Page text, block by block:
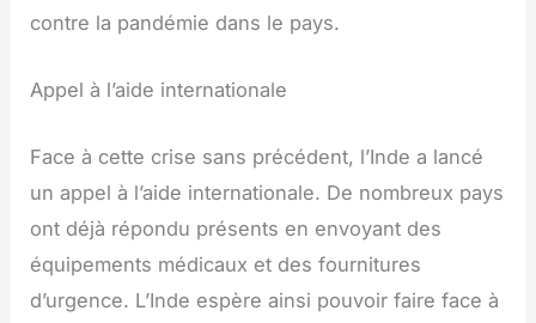
contre la pandémie dans le pays.
Appel à l’aide internationale
Face à cette crise sans précédent, l’Inde a lancé
un appel à l’aide internationale. De nombreux pays
ont déjà répondu présents en envoyant des
équipements médicaux et des fournitures
d’urgence. L’Inde espère ainsi pouvoir faire face à